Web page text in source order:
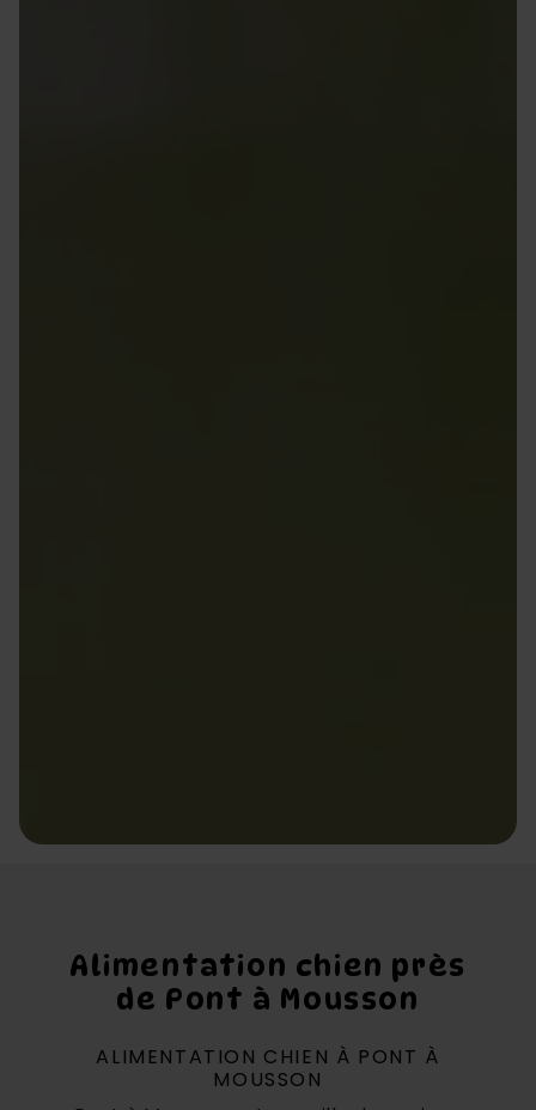
Alimentation chien près
de Pont à Mousson
ALIMENTATION CHIEN À PONT À
MOUSSON